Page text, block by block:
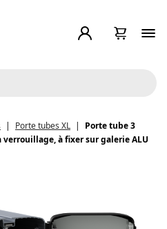
Porte tubes XL
Porte tube 3
à fixer sur galerie ALU